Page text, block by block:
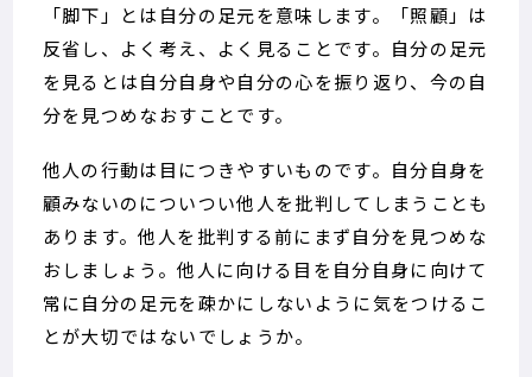
「脚下」とは自分の足元を意味します。「照顧」は
反省し、よく考え、よく見ることです。自分の足元
を見るとは自分自身や自分の心を振り返り、今の自
分を見つめなおすことです。
他人の行動は目につきやすいものです。自分自身を
顧みないのについつい他人を批判してしまうことも
あります。他人を批判する前にまず自分を見つめな
おしましょう。他人に向ける目を自分自身に向けて
常に自分の足元を疎かにしないように気をつけるこ
とが大切ではないでしょうか。